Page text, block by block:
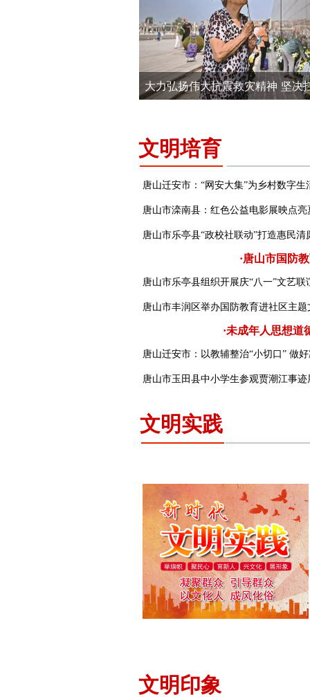
大力弘扬伟大抗震救灾精神 坚决
文明培育
唐山迁安市：“网安大集”为乡村数字
唐山市滦南县：红色公益电影展映点亮
唐山市乐亭县“政校社联动”打造惠民清
·唐山市国防教
唐山市乐亭县组织开展庆“八一”文艺联
唐山市丰润区举办国防教育进社区主
·未成年人思想道
唐山迁安市：以教辅整治“小切口” 做
唐山市玉田县中小学生参观贾潮江事迹
2025年5月
文明实践
文明印象